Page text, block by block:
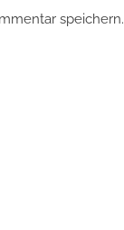
speichern.